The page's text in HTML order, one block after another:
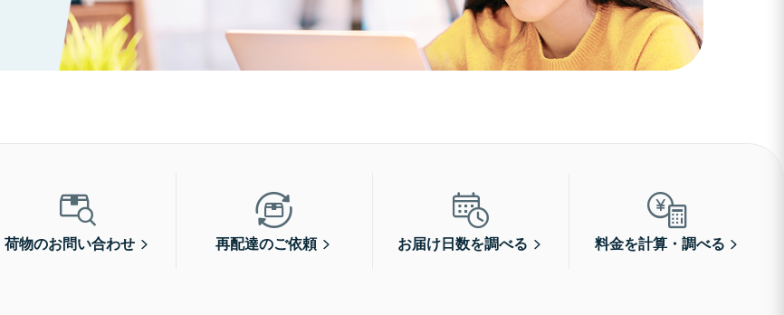
荷物のお問い合わせ 再配達のご依頼 お届け日数を調べる 料金を計算・調べる